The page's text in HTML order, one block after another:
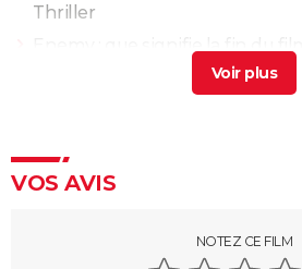
Thriller
XXL> Guide
Fast and Furious 10 : séances,
Black Widow : est-ce vraiment
VOS AVIS
NOTEZ CE FILM